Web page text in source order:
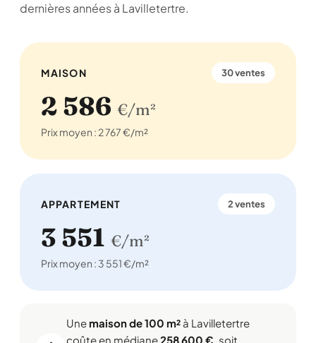
dernières années à Lavilletertre.
MAISON 30 ventes
2 586 €/m²
Prix moyen : 2 767 €/m²
APPARTEMENT 2 ventes
3 551 €/m²
Prix moyen : 3 551 €/m²
Une maison de 100 m² à Lavilletertre
coûte en médiane258 600 € , soit